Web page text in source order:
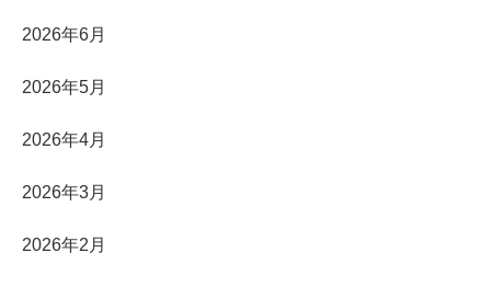
2026年6月
2026年5月
2026年4月
2026年3月
2026年2月